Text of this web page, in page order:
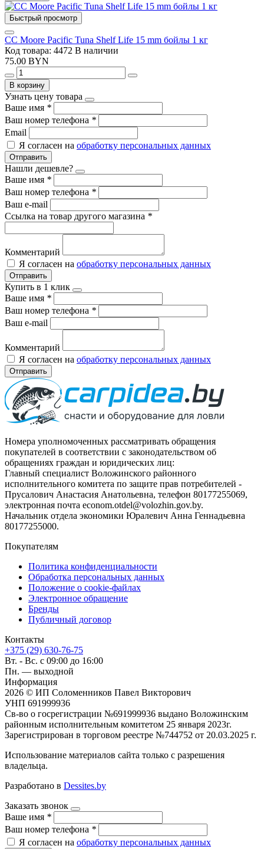
Быстрый просмотр
CC Moore Pacific Tuna Shelf Life 15 mm бойлы 1 кг
Код товара: 4472 В наличии
75.00 BYN
В корзину
Узнать цену товара
Ваше имя *
Ваш номер телефона *
Email
Я согласен на обработку персональных данных
Отправить
Нашли дешевле?
Ваше имя *
Ваш номер телефона *
Ваш e-mail
Ссылка на товар другого магазина *
Комментарий
Я согласен на обработку персональных данных
Отправить
Купить в 1 клик
Ваше имя *
Ваш номер телефона *
Ваш e-mail
Комментарий
Я согласен на обработку персональных данных
Отправить
Номера уполномоченных рассматривать обращения
покупателей в соответствии с законодательством об
обращениях граждан и юридических лиц:
Главный специалист Воложинского районного
исполнительного комитета по защите прав потребителей -
Прусалович Анастасия Анатольевна, телефон 80177255069,
электронная почта econom.otdel@volozhin.gov.by.
Начальник отдела экономики Юралевич Анна Геннадьевна
80177255000.
Покупателям
Политика конфиденциальности
Обработка персональных данных
Положение о cookie-файлах
Электронное обращение
Бренды
Публичный договор
Контакты
+375 (29) 630-76-75
Вт. - Вс. с 09:00 до 16:00
Пн. — выходной
Информация
2026 © ИП Соломенников Павел Викторович
УНП 691999936
Св-во о госрегистрации №691999936 выдано Воложинским
районным исполнительным комитетом 25 января 2023г.
Зарегистрирован в торговом реестре №744752 от 20.03.2025 г.
Использование материалов сайта только с разрешения
владельца.
Разработано в Dessites.by
Заказать звонок
Ваше имя *
Ваш номер телефона *
Я согласен на обработку персональных данных